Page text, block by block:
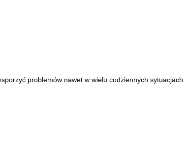
problemów nawet w wielu codziennych sytuacjach.